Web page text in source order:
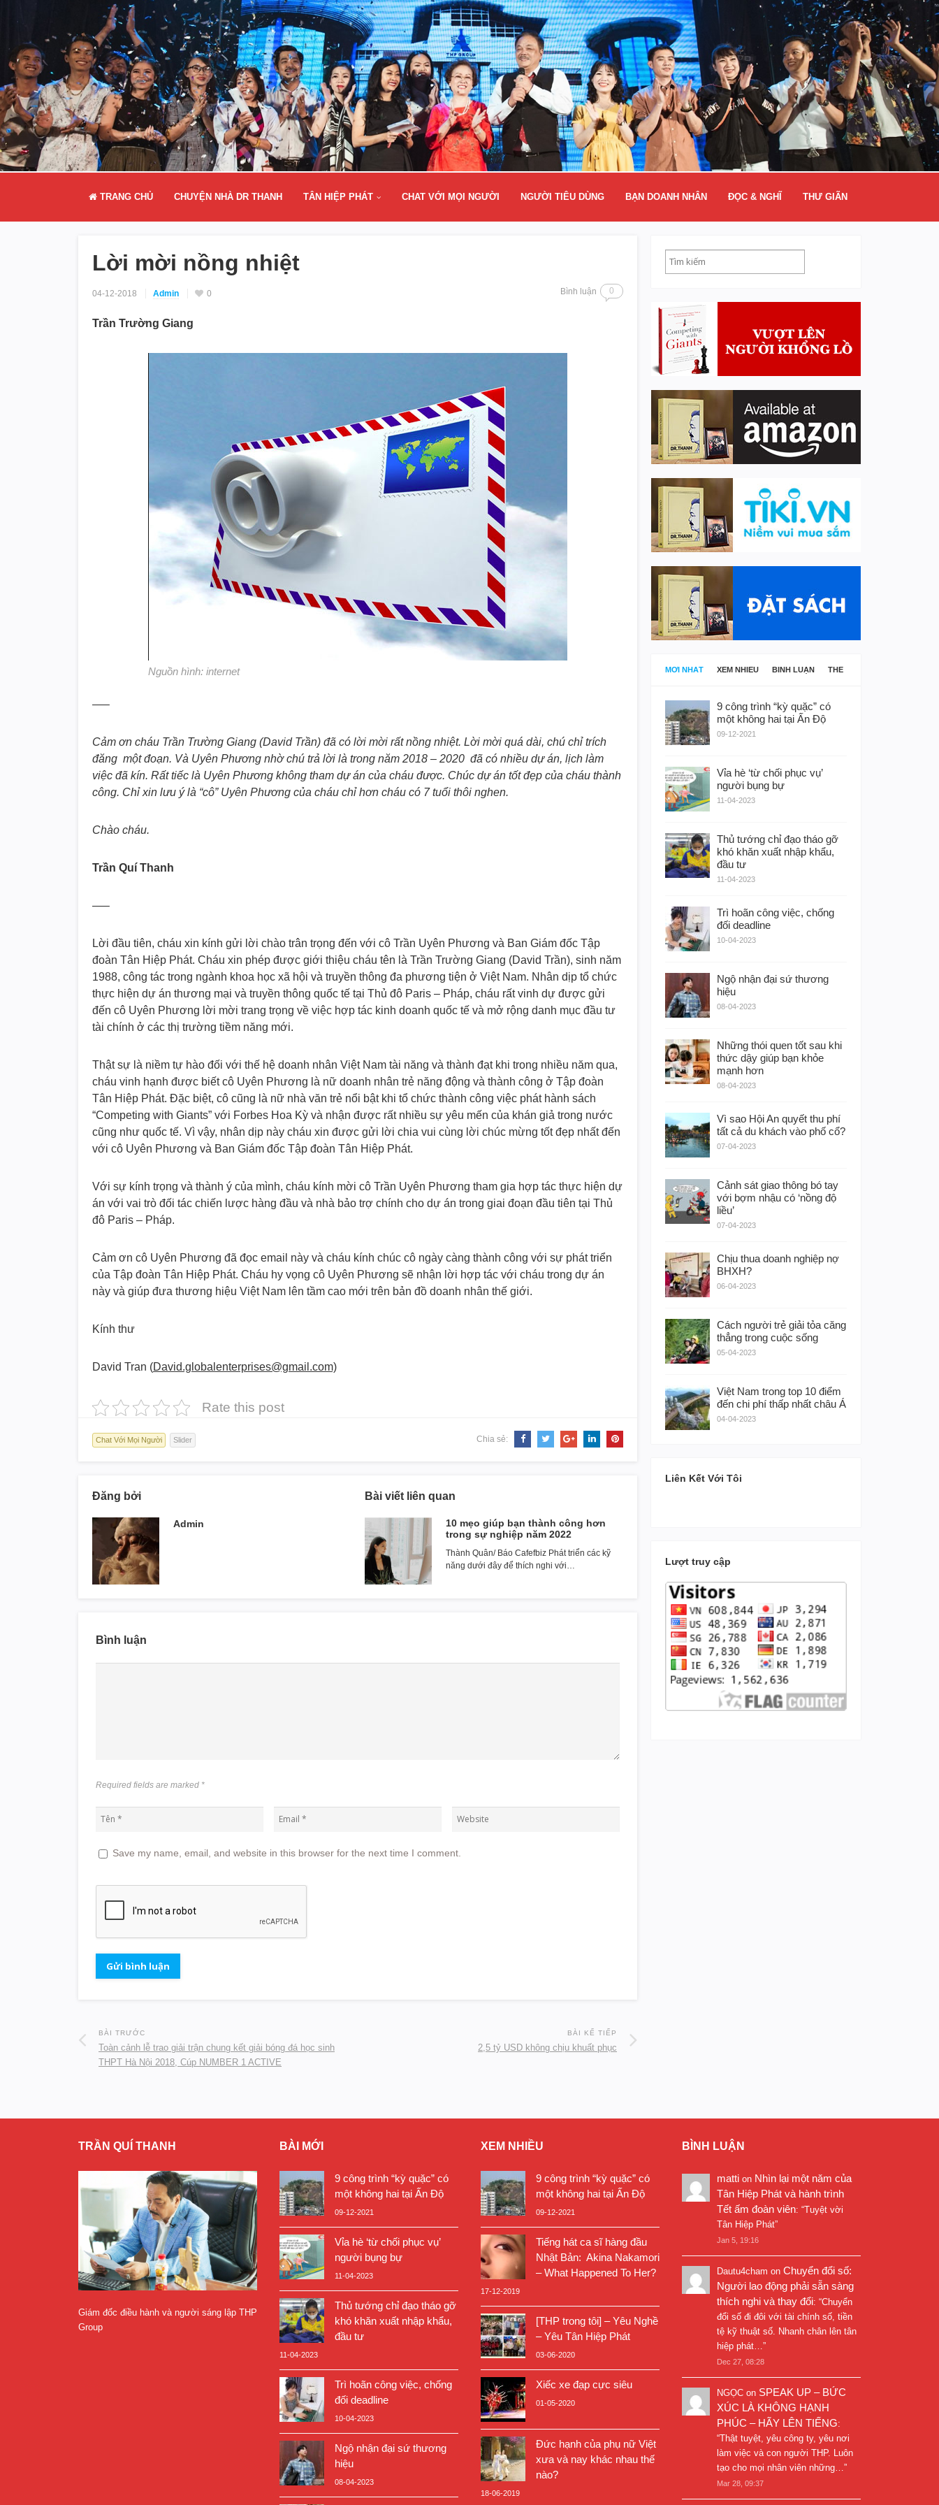
TRANG CHỦ CHUYỆN NHÀ DR THANH TÂN HIỆP PHÁT CHAT VỚI MỌI NGƯỜI NGƯỜI TIÊU DÙNG BẠN DOANH NHÂN ĐỌC & NGHĨ THƯ GIÃN
Lời mời nồng nhiệt
04-12-2018 Admin 0 Bình luận 0
Trần Trường Giang
Nguồn hình: internet
—–
Cảm ơn cháu Trần Trường Giang (David Trần) đã có lời mời rất nồng nhiệt. Lời mời quá dài, chú chỉ trích
đăng một đoạn. Và Uyên Phương nhờ chú trả lời là trong năm 2018 – 2020 đã có nhiều dự án, lịch làm
việc đã kín. Rất tiếc là Uyên Phương không tham dự án của cháu được. Chúc dự án tốt đẹp của cháu thành
công. Chỉ xin lưu ý là “cô” Uyên Phương của cháu chỉ hơn cháu có 7 tuổi thôi nghen.
Chào cháu.
Trần Quí Thanh
—–
Lời đầu tiên, cháu xin kính gửi lời chào trân trọng đến với cô Trần Uyên Phương và Ban Giám đốc Tập
đoàn Tân Hiệp Phát. Cháu xin phép được giới thiệu cháu tên là Trần Trường Giang (David Trần), sinh năm
1988, công tác trong ngành khoa học xã hội và truyền thông đa phương tiện ở Việt Nam. Nhân dịp tổ chức
thực hiện dự án thương mại và truyền thông quốc tế tại Thủ đô Paris – Pháp, cháu rất vinh dự được gửi
đến cô Uyên Phương lời mời trang trọng về việc hợp tác kinh doanh quốc tế và mở rộng danh mục đầu tư
tài chính ở các thị trường tiềm năng mới.
Thật sự là niềm tự hào đối với thế hệ doanh nhân Việt Nam tài năng và thành đạt khi trong nhiều năm qua,
cháu vinh hạnh được biết cô Uyên Phương là nữ doanh nhân trẻ năng động và thành công ở Tập đoàn
Tân Hiệp Phát. Đặc biệt, cô cũng là nữ nhà văn trẻ nổi bật khi tổ chức thành công việc phát hành sách
“Competing with Giants” với Forbes Hoa Kỳ và nhận được rất nhiều sự yêu mến của khán giả trong nước
cũng như quốc tế. Vì vậy, nhân dịp này cháu xin được gửi lời chia vui cùng lời chúc mừng tốt đẹp nhất đến
với cô Uyên Phương và Ban Giám đốc Tập đoàn Tân Hiệp Phát.
Với sự kính trọng và thành ý của mình, cháu kính mời cô Trần Uyên Phương tham gia hợp tác thực hiện dự
án với vai trò đối tác chiến lược hàng đầu và nhà bảo trợ chính cho dự án trong giai đoạn đầu tiên tại Thủ
đô Paris – Pháp.
Cảm ơn cô Uyên Phương đã đọc email này và cháu kính chúc cô ngày càng thành công với sự phát triển
của Tập đoàn Tân Hiệp Phát. Cháu hy vọng cô Uyên Phương sẽ nhận lời hợp tác với cháu trong dự án
này và giúp đưa thương hiệu Việt Nam lên tầm cao mới trên bản đồ doanh nhân thế giới.
Kính thư
David Tran (David.globalenterprises@gmail.com)
Rate this post
Chat Với Mọi Người Slider Chia sẻ:
Đăng bởi
Admin
Bài viết liên quan
10 mẹo giúp bạn thành công hơn
trong sự nghiệp năm 2022
Thành Quân/ Báo Cafefbiz Phát triển các kỹ
năng dưới đây để thích nghi với…
Bình luận
Required fields are marked *
Save my name, email, and website in this browser for the next time I comment.
BÀI TRƯỚC
Toàn cảnh lễ trao giải trận chung kết giải bóng đá học sinh
THPT Hà Nội 2018, Cúp NUMBER 1 ACTIVE
BÀI KẾ TIẾP
2,5 tỷ USD không chịu khuất phục
MỚI NHẤT XEM NHIỀU BÌNH LUẬN THẺ
9 công trình “kỳ quặc” có
một không hai tại Ấn Độ
09-12-2021
Vỉa hè ‘từ chối phục vụ’
người bụng bự
11-04-2023
Thủ tướng chỉ đạo tháo gỡ
khó khăn xuất nhập khẩu,
đầu tư
11-04-2023
Trì hoãn công việc, chống
đối deadline
10-04-2023
Ngộ nhận đại sứ thương
hiệu
08-04-2023
Những thói quen tốt sau khi
thức dậy giúp bạn khỏe
mạnh hơn
08-04-2023
Vì sao Hội An quyết thu phí
tất cả du khách vào phố cổ?
07-04-2023
Cảnh sát giao thông bó tay
với bợm nhậu có ‘nồng độ
liều’
07-04-2023
Chịu thua doanh nghiệp nợ
BHXH?
06-04-2023
Cách người trẻ giải tỏa căng
thẳng trong cuộc sống
05-04-2023
Việt Nam trong top 10 điểm
đến chi phí thấp nhất châu Á
04-04-2023
Liên Kết Với Tôi
Lượt truy cập
TRẦN QUÍ THANH
Giám đốc điều hành và người sáng lập THP
Group
BÀI MỚI
9 công trình “kỳ quặc” có
một không hai tại Ấn Độ
09-12-2021
Vỉa hè ‘từ chối phục vụ’
người bụng bự
11-04-2023
Thủ tướng chỉ đạo tháo gỡ
khó khăn xuất nhập khẩu,
đầu tư
11-04-2023
Trì hoãn công việc, chống
đối deadline
10-04-2023
Ngộ nhận đại sứ thương
hiệu
08-04-2023
XEM NHIỀU
9 công trình “kỳ quặc” có
một không hai tại Ấn Độ
09-12-2021
Tiếng hát ca sĩ hàng đầu
Nhật Bản: Akina Nakamori
– What Happened To Her?
17-12-2019
[THP trong tôi] – Yêu Nghề
– Yêu Tân Hiệp Phát
03-06-2020
Xiếc xe đạp cực siêu
01-05-2020
Đức hạnh của phụ nữ Việt
xưa và nay khác nhau thế
nào?
18-06-2019
BÌNH LUẬN
matti on Nhìn lại một năm của
Tân Hiệp Phát và hành trình
Tết ấm đoàn viên: “Tuyệt vời
Tân Hiệp Phát”
Jan 5, 19:16
Dautu4cham on Chuyển đổi số:
Người lao động phải sẵn sàng
thích nghi và thay đổi: “Chuyển
đổi số đi đôi với tài chính số, tiền
tệ kỹ thuật số. Nhanh chân lên tân
hiệp phát…”
Dec 27, 08:28
NGỌC on SPEAK UP – BỨC
XÚC LÀ KHÔNG HẠNH
PHÚC – HÃY LÊN TIẾNG:
“Thật tuyệt, yêu công ty, yêu nơi
làm việc và con người THP. Luôn
tạo cho mọi nhân viên những…”
Mar 28, 09:37